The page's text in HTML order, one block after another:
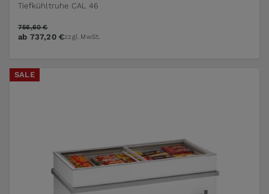
Tiefkühltruhe CAL 46
ab 737,20 €
756,60 €
zzgl. MwSt.
SALE